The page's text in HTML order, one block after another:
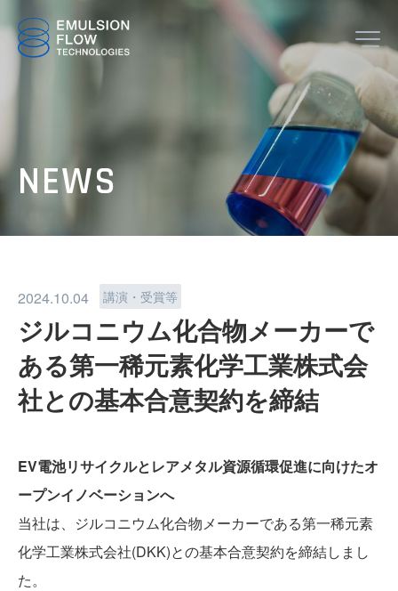
TOP
TECHNOLOGY
PFAS REMOVAL
EN
JP
NEWS
2024.10.04 講演・受賞等
ジルコニウム化合物メーカーで
ある第一稀元素化学工業株式会
社との基本合意契約を締結
EV電池リサイクルとレアメタル資源循環促進に向けたオ
ープンイノベーションへ
当社は、ジルコニウム化合物メーカーである第一稀元素
化学工業株式会社(DKK)との基本合意契約を締結しまし
た。